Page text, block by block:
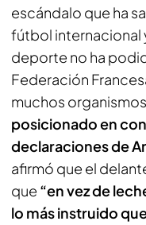
escándalo que ha
fútbol internacional
deporte no ha
Federación
muchos
posicionado en
declaraciones de
afirmó que el
que “en vez de
lo más instruido